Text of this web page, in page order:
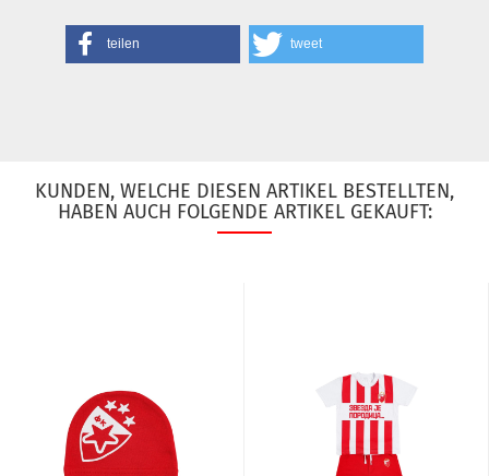
teilen tweet
KUNDEN, WELCHE DIESEN ARTIKEL BESTELLTEN,
HABEN AUCH FOLGENDE ARTIKEL GEKAUFT: